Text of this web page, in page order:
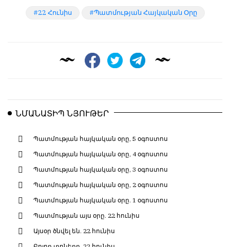
22 Հունիս Պատմության Հայկական Օրը
ՆՄԱՆԱՏԻՊ ՆՅՈՒԹԵՐ
Պատմության հայկական օրը, 5 օգոստոս
Պատմության հայկական օրը, 4 օգոստոս
Պատմության հայկական օրը, 3 օգոստոս
Պատմության հայկական օրը, 2 օգոստոս
Պատմության հայկական օրը. 1 օգոստոս
Պատմության այս օրը. 22 հունիս
Այսօր ծնվել են. 22 հունիս